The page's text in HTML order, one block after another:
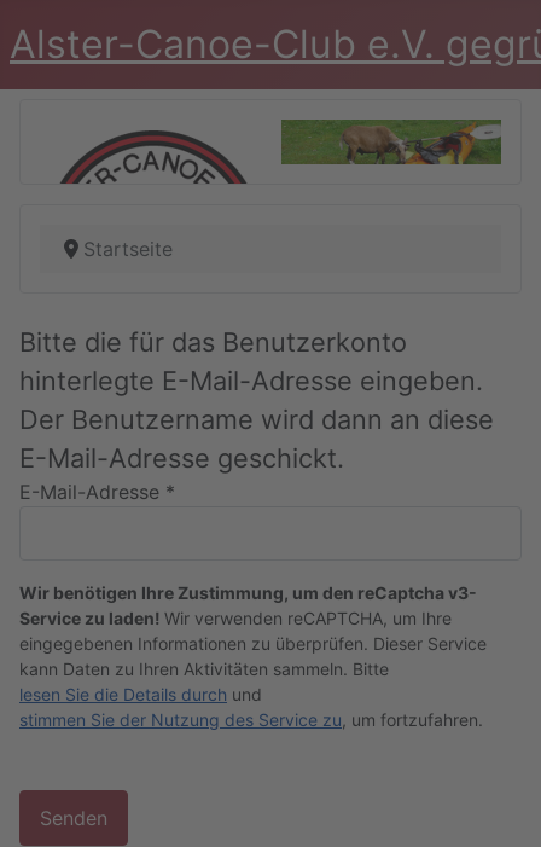
Alster-Canoe-Club e.V.
Startseite
Bitte die für das Benutzerkonto
hinterlegte E-Mail-Adresse eingeben.
Der Benutzername wird dann an diese
E-Mail-Adresse geschickt.
E-Mail-Adresse *
Captcha*
Wir benötigen Ihre Zustimmung, um den reCaptcha v3-
Service zu laden! Wir verwenden reCAPTCHA, um Ihre
eingegebenen Informationen zu überprüfen. Dieser Service
kann Daten zu Ihren Aktivitäten sammeln. Bitte
lesen Sie die Details durch und
stimmen Sie der Nutzung des Service zu , um fortzufahren.
Senden